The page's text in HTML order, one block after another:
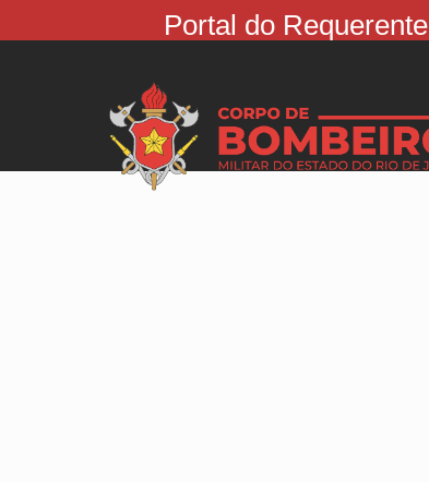
Portal do Requerente